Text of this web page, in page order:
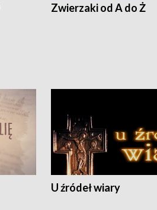
Zwierzaki od A do Ż
U źródeł wiary